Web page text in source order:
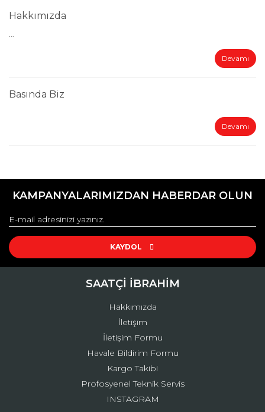
Hakkımızda
...
Devamı
Basında Biz
Devamı
KAMPANYALARIMIZDAN HABERDAR OLUN
KAYDOL
SAATÇİ İBRAHİM
Hakkımızda
İletişim
İletişim Formu
Havale Bildirim Formu
Kargo Takibi
Profosyenel Teknik Servis
INSTAGRAM